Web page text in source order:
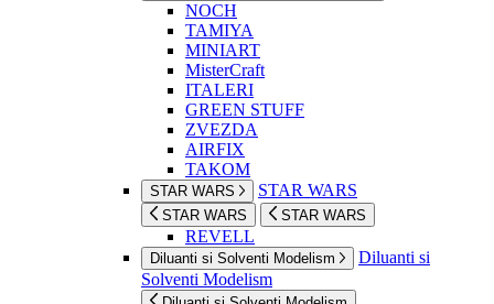
NOCH
TAMIYA
MINIART
MisterCraft
ITALERI
GREEN STUFF
ZVEZDA
AIRFIX
TAKOM
STAR WARS STAR WARS
STAR WARS STAR WARS
REVELL
Diluanti si Solventi Modelism
Diluanti si
Solventi Modelism